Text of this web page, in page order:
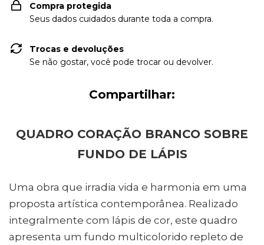
Compra protegida
Seus dados cuidados durante toda a compra.
Trocas e devoluções
Se não gostar, você pode trocar ou devolver.
Compartilhar:
QUADRO CORAÇÃO BRANCO SOBRE
FUNDO DE LÁPIS
Uma obra que irradia vida e harmonia em uma
proposta artística contemporânea. Realizado
integralmente com lápis de cor, este quadro
apresenta um fundo multicolorido repleto de